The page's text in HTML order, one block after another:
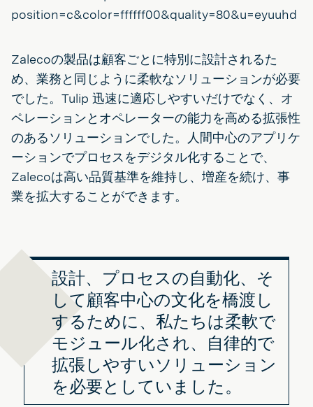
Zalecoの製品は顧客ごとに特別に設計されるた
め、業務と同じように柔軟なソリューションが必要
でした。Tulip 迅速に適応しやすいだけでなく、オ
ペレーションとオペレーターの能力を高める拡張性
のあるソリューションでした。人間中心のアプリケ
ーションでプロセスをデジタル化することで、
Zalecoは高い品質基準を維持し、増産を続け、事
業を拡大することができます。
設計、プロセスの自動化、そ
して顧客中心の文化を橋渡し
するために、私たちは柔軟で
モジュール化され、自律的で
拡張しやすいソリューション
を必要としていました。